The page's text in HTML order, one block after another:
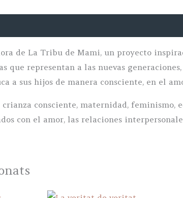
de La Tribu de Mami, un proyecto
que representan a las nuevas
a sus hijos de manera consciente, en el
crianza consciente, maternidad,
con el amor, las relaciones